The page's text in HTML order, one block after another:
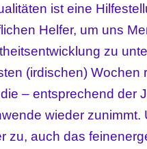
ist eine
Helfer, um uns
zu
(irdischen) Wochen
– entsprechend der
wieder zunimmt.
zu, auch das